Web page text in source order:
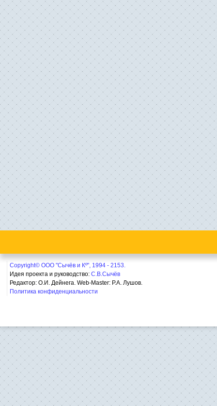
Copyright© ООО "Сычёв и Кº", 1994 - 2153.
Идея проекта и руководство: С.В.Сычёв
Редактор: О.И. Дейнега. Web-Master: Р.А. Лушов.
Политика конфиденциальности